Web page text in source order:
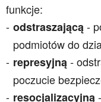
funkcje:
odstraszającą-
podmiotów do
represyjną -
poczucie
resocjalizacyjną